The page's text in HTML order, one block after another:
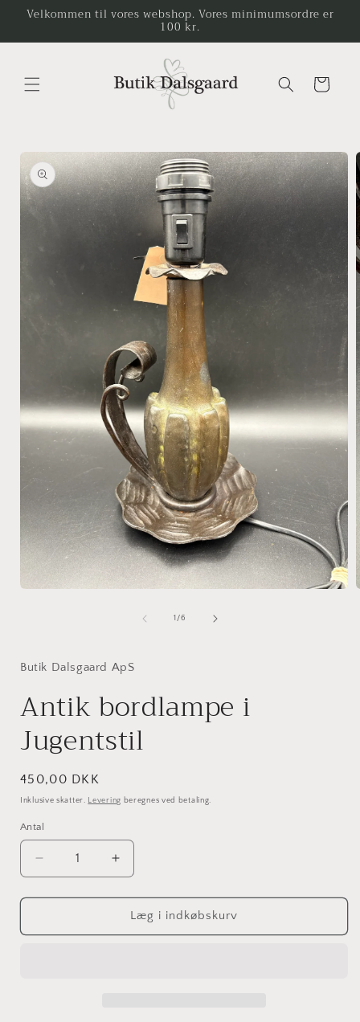
Gå til
Velkommen til vores webshop. Vores minimumsordre er
100 kr.
Indkøbskurv
til
1 /af
6
Butik Dalsgaard ApS
Antik bordlampe i
Jugentstil
Normalpris
450,00 DKK
Inklusive skatter. Levering beregnes ved betaling.
Antal
Antal
Reducer
antallet
for
bordlampe
Øg
antallet
for
Antik
bordlampe
Læg i indkøbskurv